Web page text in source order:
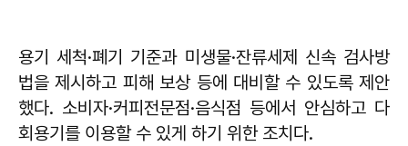
용기 세척·폐기 기준과 미생물·잔류세제 신속 검사방
법을 제시하고 피해 보상 등에 대비할 수 있도록 제안
했다. 소비자·커피전문점·음식점 등에서 안심하고 다
회용기를 이용할 수 있게 하기 위한 조치다.